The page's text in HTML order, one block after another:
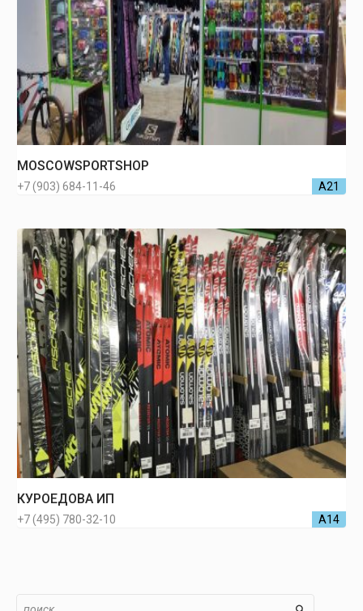
MOSCOWSPORTSHOP
А21
+7 (903) 684-11-46
КУРОЕДОВА ИП
А14
+7 (495) 780-32-10